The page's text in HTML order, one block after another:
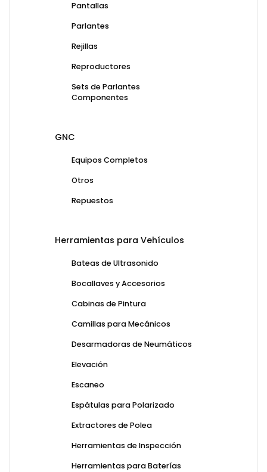
Pantallas
Parlantes
Rejillas
Reproductores
Sets de Parlantes
Componentes
GNC
Equipos Completos
Otros
Repuestos
Herramientas para Vehículos
Bateas de Ultrasonido
Bocallaves y Accesorios
Cabinas de Pintura
Camillas para Mecánicos
Desarmadoras de Neumáticos
Elevación
Escaneo
Espátulas para Polarizado
Extractores de Polea
Herramientas de Inspección
Herramientas para Baterías